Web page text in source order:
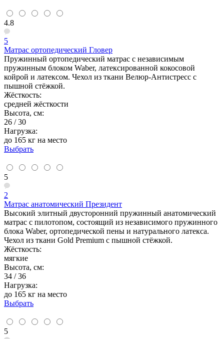
4.8
5
Матрас ортопедический Гловер
Пружинный ортопедический матрас с независимым
пружинным блоком Waber, латексированной кокосовой
койрой и латексом. Чехол из ткани Велюр-Антистресс с
пышной стёжкой.
Жёсткость:
средней жёсткости
Высота, см:
26 / 30
Нагрузка:
до 165 кг на место
Выбрать
5
2
Матрас анатомический Президент
Высокий элитный двусторонний пружинный анатомический
матрас с пилотопом, состоящий из независимого пружинного
блока Waber, ортопедической пены и натурального латекса.
Чехол из ткани Gold Premium с пышной стёжкой.
Жёсткость:
мягкие
Высота, см:
34 / 36
Нагрузка:
до 165 кг на место
Выбрать
5